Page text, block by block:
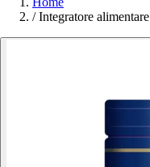
/ Integratore